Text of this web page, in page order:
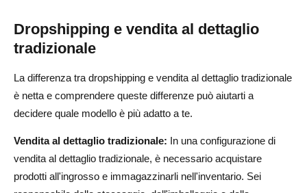
Dropshipping e vendita al dettaglio
tradizionale
La differenza tra dropshipping e vendita al dettaglio tradizionale
è netta e comprendere queste differenze può aiutarti a
decidere quale modello è più adatto a te.
Vendita al dettaglio tradizionale: In una configurazione di
vendita al dettaglio tradizionale, è necessario acquistare
prodotti all'ingrosso e immagazzinarli nell'inventario. Sei